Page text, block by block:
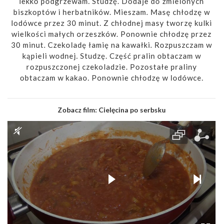
biszkoptów i herbatników. Mieszam. Masę chłodzę w
lodówce przez 30 minut. Z chłodnej masy tworzę kulki
wielkości małych orzeszków. Ponownie chłodzę przez
30 minut. Czekoladę łamię na kawałki. Rozpuszczam w
kąpieli wodnej. Studzę. Część pralin obtaczam w
rozpuszczonej czekoladzie. Pozostałe praliny
obtaczam w kakao. Ponownie chłodzę w lodówce.
Zobacz film: Cielęcina po serbsku